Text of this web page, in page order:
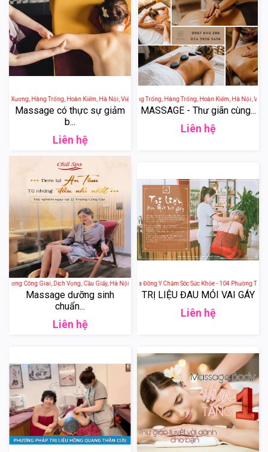
Xương, Hàng Trống, Hoàn Kiếm, Hà Nội, Việt Nam
Massage có thực sự giảm
b...
Liên hệ
SOL SPA - 65 Phố Hàng Trống, Hàng Trống, Hoàn Kiếm, Hà Nội, Việt
MASSAGE - Thư giãn cùng...
Liên hệ
Công Giai, Dịch Vọng, Cầu Giấy, Hà Nội, Việt Nam
Massage dưỡng sinh
chuẩn...
Liên hệ
Hoa Mộc Tâm An - Spa Đông Y Chăm Sóc Sức Khỏe - 104 Phường
TRỊ LIỆU ĐAU MỎI VAI GÁY
Liên hệ